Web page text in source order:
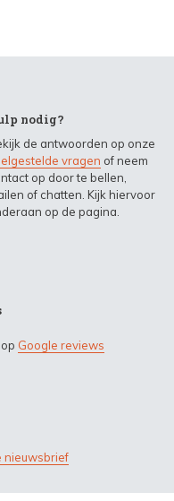
nodig?
de antwoorden op onze
vragen of neem
op door te bellen,
of chatten. Kijk hiervoor
op de pagina.
op Google reviews
nieuwsbrief